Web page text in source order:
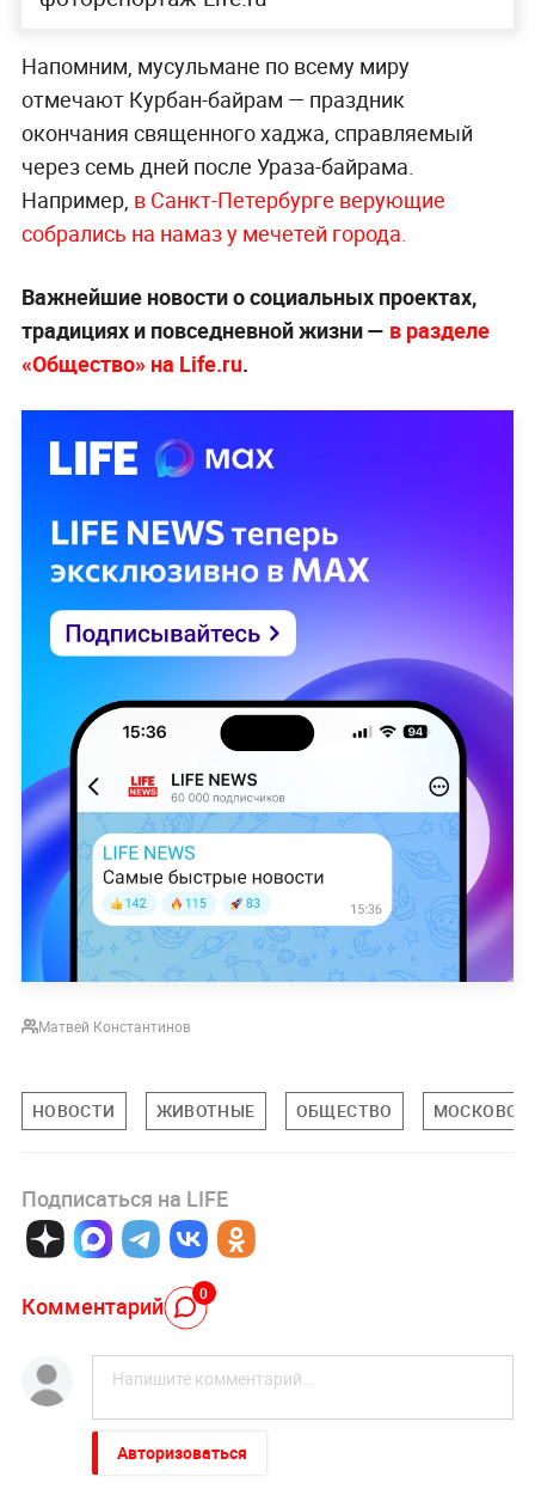
Напомним, мусульмане по всему миру
отмечают Курбан-байрам — праздник
окончания священного хаджа, справляемый
через семь дней после Ураза-байрама.
Например, в Санкт-Петербурге верующие
собрались на намаз у мечетей города.
Важнейшие новости о социальных проектах,
традициях и повседневной жизни — в разделе
«Общество» на Life.ru.
Матвей Константинов
НОВОСТИ ЖИВОТНЫЕ ОБЩЕСТВО
Подписаться на LIFE
Комментарий 0
Авторизоваться